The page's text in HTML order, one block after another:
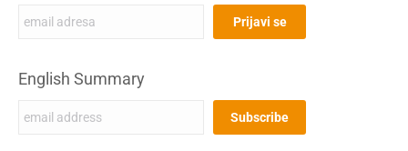
English Summary